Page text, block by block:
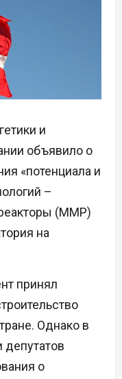
и
объявило о
«потенциала и
–
(ММР)
на
принял
Однако в
депутатов
о